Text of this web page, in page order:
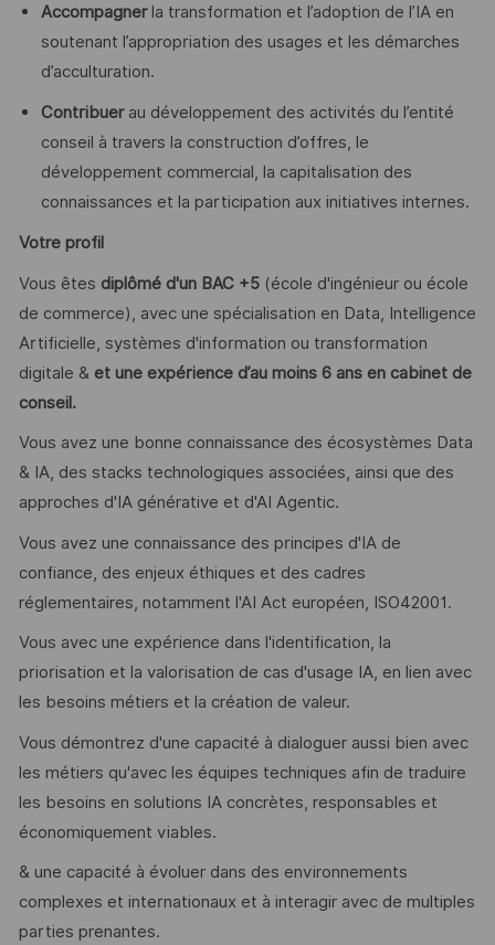
Accompagner la transformation et l’adoption de l’IA en
soutenant l’appropriation des usages et les démarches
d’acculturation.
Contribuer au développement des activités du l’entité
conseil à travers la construction d’offres, le
développement commercial, la capitalisation des
connaissances et la participation aux initiatives internes.
Votre profil
Vous êtes diplômé d'un BAC +5(école d'ingénieur ou école
de commerce), avec une spécialisation en Data, Intelligence
Artificielle, systèmes d'information ou transformation
digitale & et une expérience d’au moins 6 ans en cabinet de
conseil.
Vous avez une bonne connaissance des écosystèmes Data
& IA, des stacks technologiques associées, ainsi que des
approches d'IA générative et d'AI Agentic.
Vous avez une connaissance des principes d'IA de
confiance, des enjeux éthiques et des cadres
réglementaires, notamment l'AI Act européen, ISO42001.
​Vous avec une expérience dans l'identification, la
priorisation et la valorisation de cas d'usage IA, en lien avec
les besoins métiers et la création de valeur.
Vous démontrez d'une capacité à dialoguer aussi bien avec
les métiers qu'avec les équipes techniques afin de traduire
les besoins en solutions IA concrètes, responsables et
économiquement viables.
& une capacité à évoluer dans des environnements
complexes et internationaux et à interagir avec de multiples
parties prenantes.